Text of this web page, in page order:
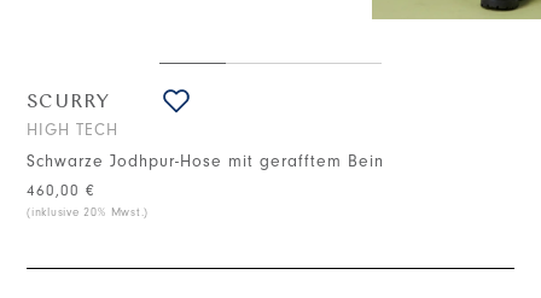
SCURRY
HIGH TECH
Schwarze Jodhpur-Hose mit gerafftem Bein
460,00 €
(inklusive 20% Mwst.)